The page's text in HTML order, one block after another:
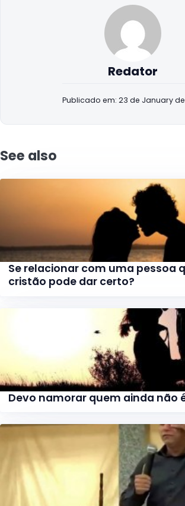
Redator
Publicado em: 23 de January de
See also
Se relacionar com uma pessoa
cristão pode dar certo?
Devo namorar quem ainda não